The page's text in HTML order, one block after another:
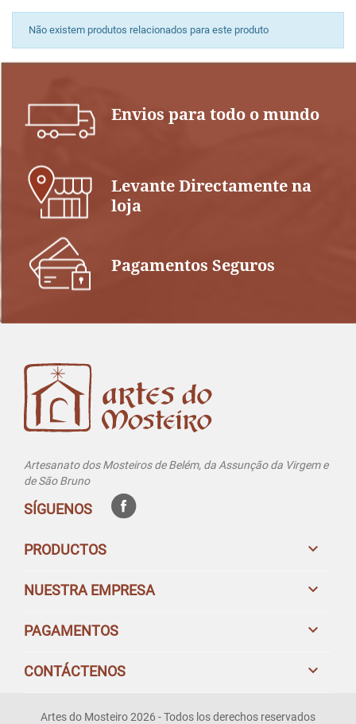
Não existem produtos relacionados para este produto
Envios para todo o mundo
Levante Directamente na
loja
Pagamentos Seguros
Artesanato dos Mosteiros de Belém, da Assunção da Virgem e
de São Bruno
SÍGUENOS
PRODUCTOS 
NUESTRA EMPRESA 
PAGAMENTOS 
CONTÁCTENOS 
Artes do Mosteiro 2026 - Todos los derechos reservados